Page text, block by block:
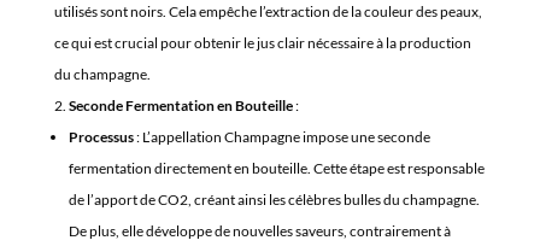
utilisés sont noirs. Cela empêche l’extraction de la couleur des peaux,
ce qui est crucial pour obtenir le jus clair nécessaire à la production
du champagne.
Seconde Fermentation en Bouteille:
Processus: L’appellation Champagne impose une seconde
fermentation directement en bouteille. Cette étape est responsable
de l’apport de CO2, créant ainsi les célèbres bulles du champagne.
De plus, elle développe de nouvelles saveurs, contrairement à